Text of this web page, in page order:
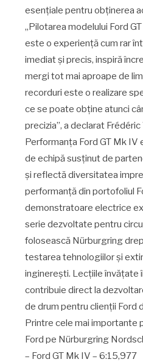
esențiale pentru obținerea
„Pilotarea modelului Ford
este o experiență cum rar
imediat și precis, inspiră
mergi tot mai aproape de
recorduri este o realizare
ce se poate obține atunci
precizia”, a declarat Frédéric
Performanța Ford GT Mk
de echipă susținut de
și reflectă diversitatea
performanță din portofoliul
demonstratoare electrice
serie dezvoltate pentru
folosească Nürburgring
testarea tehnologiilor și
inginerești. Lecțiile învățate
contribuie direct la
de drum pentru clienții Ford
Printre cele mai importante
Ford pe Nürburgring
– Ford GT Mk IV – 6:15,977